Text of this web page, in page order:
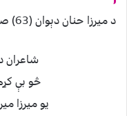
د ميرزا حنان دېوان (63) صفحه
شاعران
څو بې
يو ميرزا